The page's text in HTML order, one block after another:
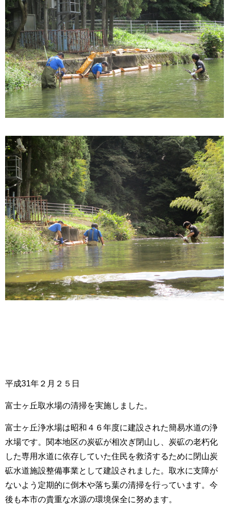
平成31年２月２５日
富士ヶ丘取水場の清掃を実施しました。
富士ヶ丘浄水場は昭和４６年度に建設された簡易水道の浄
水場です。関本地区の炭砿が相次ぎ閉山し、炭砿の老朽化
した専用水道に依存していた住民を救済するために閉山炭
砿水道施設整備事業として建設されました。取水に支障が
ないよう定期的に倒木や落ち葉の清掃を行っています。今
後も本市の貴重な水源の環境保全に努めます。